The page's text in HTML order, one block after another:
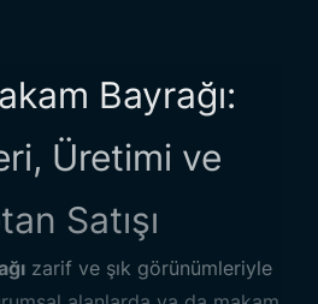
Bayrağı:
Üretimi ve
Satışı
zarif ve şık görünümleriyle